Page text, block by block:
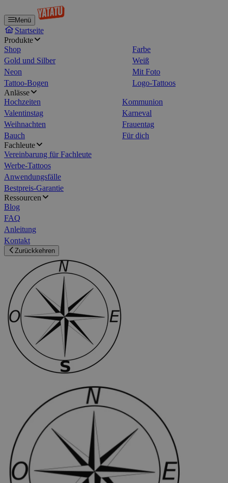
Menü
Startseite
Produkte
Shop
Farbe
Gold und Silber
Weiß
Neon
Mit Foto
Tattoo-Bogen
Logo-Tattoos
Anlässe
Hochzeiten
Kommunion
Valentinstag
Karneval
Weihnachten
Frauentag
Bauch
Für dich
Fachleute
Vereinbarung für Fachleute
Werbe-Tattoos
Anwendungsfälle
Bestpreis-Garantie
Ressourcen
Blog
FAQ
Anleitung
Kontakt
Zurückkehren